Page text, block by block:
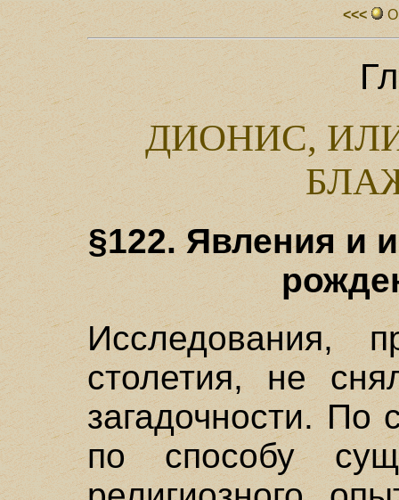
<<<
ДИОНИС,
§122. Явления и
Исследования,
столетия, не
загадочности. По
по способу